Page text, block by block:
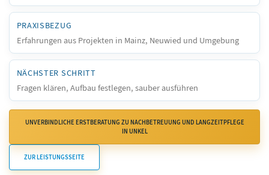
PRAXISBEZUG
Erfahrungen aus Projekten in Mainz, Neuwied und Umgebung
NÄCHSTER SCHRITT
Fragen klären, Aufbau festlegen, sauber ausführen
UNVERBINDLICHE ERSTBERATUNG ZU NACHBETREUUNG UND LANGZEITPFLEGE
IN UNKEL
ZUR LEISTUNGSSEITE